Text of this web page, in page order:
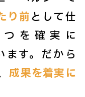
り前として仕
を確実に
ます。だから
成果を着実に